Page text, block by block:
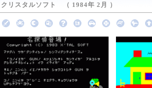
クリスタルソフト （ 1984年 2月 ）